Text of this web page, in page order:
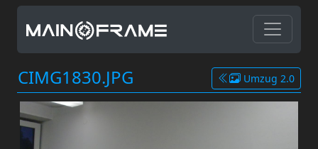
CIMG1830.JPG Umzug 2.0